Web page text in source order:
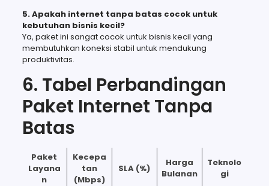
5. Apakah internet tanpa batas cocok untuk
kebutuhan bisnis kecil?
Ya, paket ini sangat cocok untuk bisnis kecil yang
membutuhkan koneksi stabil untuk mendukung
produktivitas.
6. Tabel Perbandingan
Paket Internet Tanpa
Batas
Paket
Layana
n
Kecepa
tan
(Mbps)
SLA (%)
Harga
Bulanan
Teknolo
gi